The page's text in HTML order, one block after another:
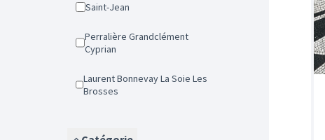
Saint-Jean
Perralière Grandclément
Cyprian
Laurent Bonnevay La Soie Les
Brosses